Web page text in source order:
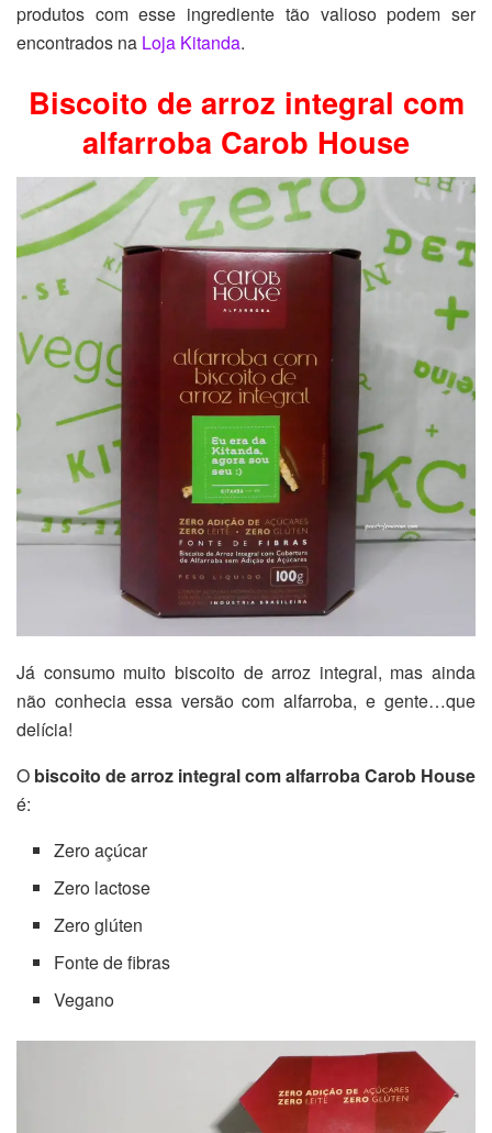
produtos com esse ingrediente tão valioso podem ser
encontrados na Loja Kitanda.
Biscoito de arroz integral com
alfarroba Carob House
Já consumo muito biscoito de arroz integral, mas ainda
não conhecia essa versão com alfarroba, e gente…que
delícia!
O biscoito de arroz integral com alfarroba Carob House
é:
Zero açúcar
Zero lactose
Zero glúten
Fonte de fibras
Vegano